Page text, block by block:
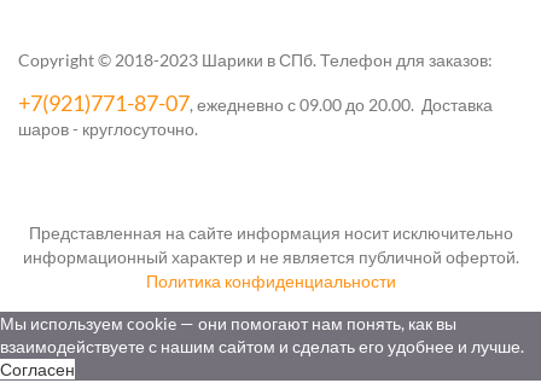
Copyright © 2018-2023 Шарики в СПб. Телефон для заказов:
+7(921)771-87-07, ежедневно с 09.00 до 20.00. Доставка
шаров - круглосуточно.
Представленная на сайте информация носит исключительно
информационный характер и не является публичной офертой.
Политика конфиденциальности
Мы используем cookie — они помогают нам понять, как вы
взаимодействуете с нашим сайтом и сделать его удобнее и лучше.
Согласен